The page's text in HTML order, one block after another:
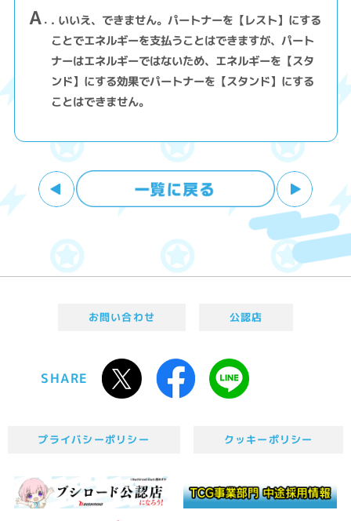
A . いいえ、できません。パートナーを【レスト】にする
ことでエネルギーを支払うことはできますが、パート
ナーはエネルギーではないため、エネルギーを【スタ
ンド】にする効果でパートナーを【スタンド】にする
ことはできません。
お問い合わせ 公認店
SHARE
プライバシーポリシー クッキーポリシー